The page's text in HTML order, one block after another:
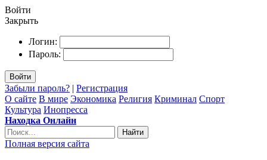
Войти
Закрыть
Логин:
Пароль:
Войти
Забыли пароль? | Регистрация
О сайте В мире Экономика Религия Криминал Спорт
Культура Инопресса
Находка Онлайн
Найти
Полная версия сайта